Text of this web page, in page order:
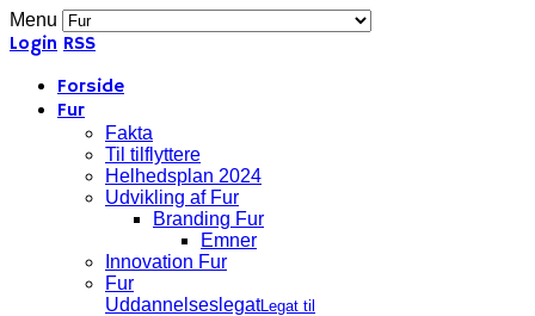
Menu
Login RSS
Forside
Fur
Fakta
Til tilflyttere
Helhedsplan 2024
Udvikling af Fur
Branding Fur
Emner
Innovation Fur
Fur
UddannelseslegatLegat til